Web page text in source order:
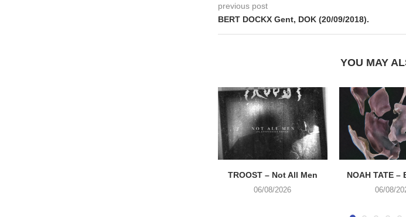
previous post
BERT DOCKX Gent, DOK (20/09/2018).
YOU MAY
TROOST – Not All Men
06/08/2026
NOAH TATE –
06/08/